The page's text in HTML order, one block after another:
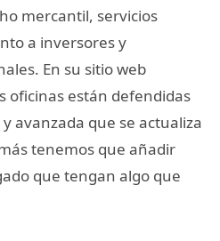
mercantil, servicios
a inversores y
En su sitio web
oficinas están defendidas
avanzada que se actualiza
tenemos que añadir
que tengan algo que